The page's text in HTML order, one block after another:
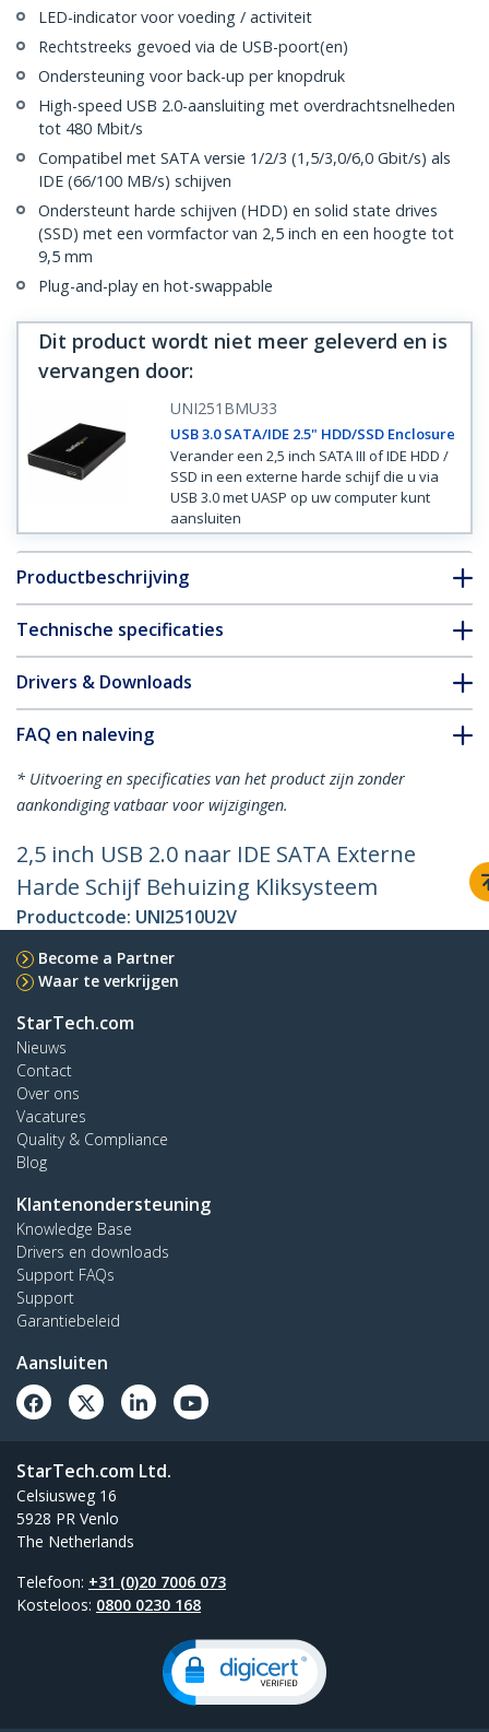
LED-indicator voor voeding / activiteit
Rechtstreeks gevoed via de USB-poort(en)
Ondersteuning voor back-up per knopdruk
High-speed USB 2.0-aansluiting met overdrachtsnelheden
tot 480 Mbit/s
Compatibel met SATA versie 1/2/3 (1,5/3,0/6,0 Gbit/s) als
IDE (66/100 MB/s) schijven
Ondersteunt harde schijven (HDD) en solid state drives
(SSD) met een vormfactor van 2,5 inch en een hoogte tot
9,5 mm
Plug-and-play en hot-swappable
Dit product wordt niet meer geleverd en is
vervangen door:
UNI251BMU33
USB 3.0 SATA/IDE 2.5" HDD/SSD Enclosure
Verander een 2,5 inch SATA III of IDE HDD /
SSD in een externe harde schijf die u via
USB 3.0 met UASP op uw computer kunt
aansluiten
Productbeschrijving
Technische specificaties
Drivers & Downloads
FAQ en naleving
* Uitvoering en specificaties van het product zijn zonder
aankondiging vatbaar voor wijzigingen.
2,5 inch USB 2.0 naar IDE SATA Externe
Harde Schijf Behuizing Kliksysteem
Productcode: UNI2510U2V
Become a Partner
Waar te verkrijgen
StarTech.com
Nieuws
Contact
Over ons
Vacatures
Quality & Compliance
Blog
Klantenondersteuning
Knowledge Base
Drivers en downloads
Support FAQs
Support
Garantiebeleid
Aansluiten
StarTech.com Ltd.
Celsiusweg 16
5928 PR Venlo
The Netherlands
Telefoon: +31 (0)20 7006 073
Kosteloos: 0800 0230 168